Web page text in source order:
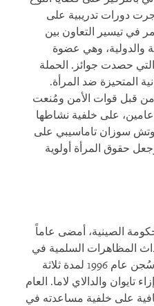
دورات تدريبية على
في تيسير التعاون بين
والدولية، وهي عضوة
حصدت جوائز. الحملة
المتحيزة ضد المرأة.
قبل قوات الأمن ومُنعت
على خلفية نشاطها
سوزان تاماسيبي على
حقوق المرأة أولوية
الصينية، أمضى عاماً
المظاهرات السلمية في
الميدان السماوي عام 1989، ثم سُجن عام 1996 لمدة ثلاثة
تايوان والدالاي لاما. العام
بـ 11 سنة إضافية على خلفية مساعدته في